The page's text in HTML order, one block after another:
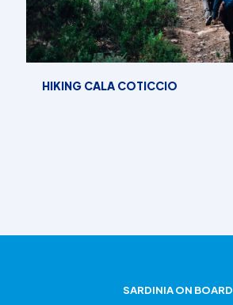
HIKING CALA COTICCIO
SARDINIA ON BOARD